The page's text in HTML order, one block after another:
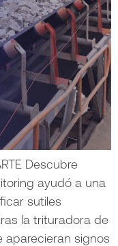
Descubre
ayudó a una
sutiles
la trituradora de
aparecieran signos